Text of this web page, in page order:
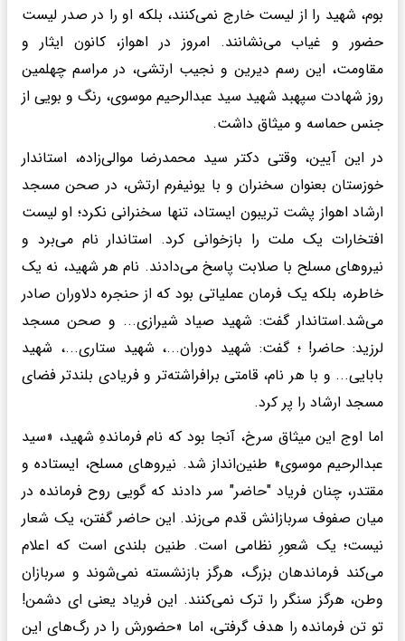
بوم، شهید را از لیست خارج نمی‌کنند، بلکه او را در صدر لیست
حضور و غیاب می‌نشانند. امروز در اهواز، کانون ایثار و
مقاومت، این رسم دیرین و نجیب ارتشی، در مراسم چهلمین
روز شهادت سپهبد شهید سید عبدالرحیم موسوی، رنگ و بویی از
جنس حماسه و میثاق داشت.‌
در این آیین، وقتی دکتر سید محمدرضا موالی‌زاده، استاندار
خوزستان بعنوان سخنران و با یونیفرم ارتش، در صحن مسجد
ارشاد اهواز پشت تریبون ایستاد، تنها سخنرانی نکرد؛ او لیست
افتخارات یک ملت را بازخوانی کرد. استاندار نام می‌برد و
نیروهای مسلح با صلابت پاسخ می‌دادند. نام هر شهید، نه یک
خاطره، بلکه یک فرمان عملیاتی بود که از حنجره‌ دلاوران صادر
می‌شد.استاندار گفت: شهید صیاد شیرازی... و صحن مسجد
لرزید: حاضر! ؛ گفت: شهید دوران...، شهید ستاری...، شهید
بابایی... و با هر نام، قامتی برافراشته‌تر و فریادی بلندتر فضای
مسجد ارشاد را پر کرد.‌
اما اوج این میثاق سرخ، آنجا بود که نام فرماندهِ شهید، «سید
عبدالرحیم موسوی» طنین‌انداز شد. نیروهای مسلح، ایستاده و
مقتدر، چنان فریاد "حاضر" سر دادند که گویی روح فرمانده در
میان صفوف سربازانش قدم می‌زند. این حاضر گفتن، یک شعار
نیست؛ یک شعورِ نظامی است. طنین بلندی است که اعلام
می‌کند فرماندهان بزرگ، هرگز بازنشسته نمی‌شوند و سربازان
وطن، هرگز سنگر را ترک نمی‌کنند. این فریاد یعنی ای دشمن!
تو تن فرمانده را هدف گرفتی، اما «حضورش را در رگ‌های این